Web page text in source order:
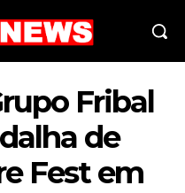
Fribal
de
Fest em